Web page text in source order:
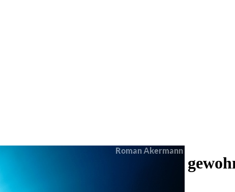
umgezogen und wie